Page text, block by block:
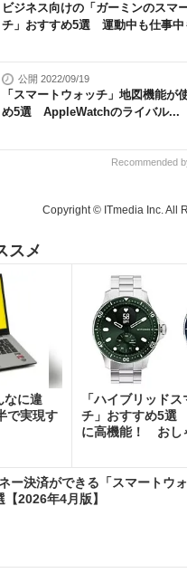
ビジネス向けの「ガーミンのスマ
チ」おすすめ5選 運動中も仕事中
公開 2022/09/19
「スマートウォッチ」地図機能が
め5選 AppleWatchのライバル...
Recommended
Copyright © ITmedia Inc. All
スメ
なに違
で実現す
「ハイブリッド
チ」おすすめ5選
に高機能！ おし
ー決済ができる「スマートウ
【2026年4月版】